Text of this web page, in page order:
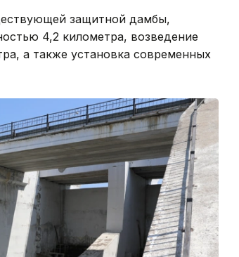
защитной дамбы,
4,2 километра, возведение
а также установка современных